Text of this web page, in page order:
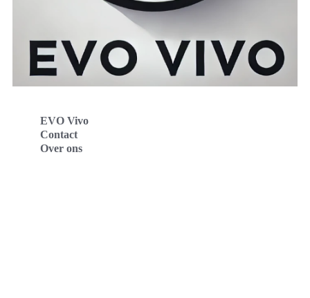
EVO Vivo
Contact
Over ons